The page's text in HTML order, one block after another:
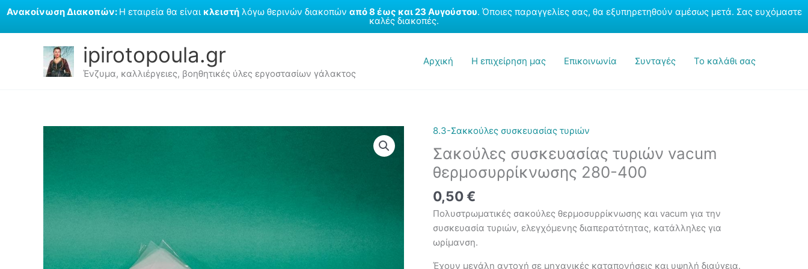
Ανακοίνωση Διακοπών: Η εταιρεία θα είναι κλειστήλόγω θερινών διακοπών από 8 έως και 23 Αυγούστου. Όποιες παραγγελίες σας, θα εξυπηρετηθούν αμέσως μετά. Σας ευχόμαστε
καλές διακοπές.
περιεχόμενο
ipirotopoula.gr
Ένζυμα, καλλιέργειες, βοηθητικές ύλες εργοστασίων γάλακτος
Αρχική Η επιχείρηση μας Επικοινωνία Συνταγές Το καλάθι σας
8.3-Σακκούλες συσκευασίας τυριών
Σακούλες συσκευασίας τυριών vacum
θερμοσυρρίκνωσης 280-400
0,50€
Πολυστρωματικές σακούλες θερμοσυρρίκνωσης και vacum για την
συσκευασία τυριών, ελεγχόμενης διαπερατότητας, κατάλληλες για
ωρίμανση.
Έχουν μεγάλη αντοχή σε μηχανικές καταπονήσεις και υψηλή διαύγεια.
vacum
θερμοσυρρίκνωσης
400